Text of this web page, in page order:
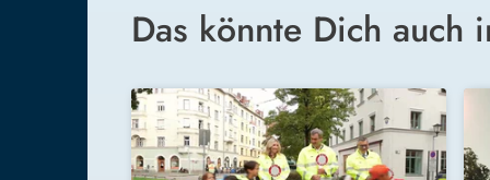
Das könnte Dich auch